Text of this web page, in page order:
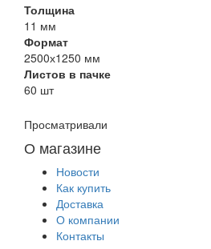
Толщина
11 мм
Формат
2500х1250 мм
Листов в пачке
60 шт
Просматривали
О магазине
Новости
Как купить
Доставка
О компании
Контакты